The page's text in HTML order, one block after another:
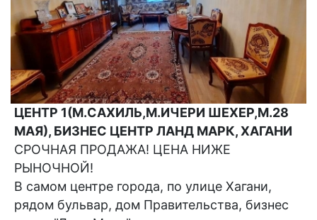
ЦЕНТР 1(М.САХИЛЬ,М.ИЧЕРИ ШЕХЕР,М.28
МАЯ), БИЗНЕС ЦЕНТР ЛАНД МАРК, ХАГАНИ
СРОЧНАЯ ПРОДАЖА! ЦЕНА НИЖЕ
РЫНОЧНОЙ!
В самом центре города, по улице Хагани,
рядом бульвар, дом Правительства, бизнес